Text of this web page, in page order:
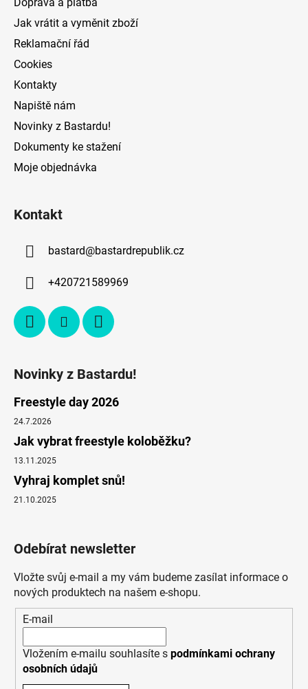
Jak vrátit a vyměnit zboží
Reklamační řád
Cookies
Kontakty
Napiště nám
Novinky z Bastardu!
Dokumenty ke stažení
Moje objednávka
Kontakt
bastard@bastardrepublik.cz
+420721589969
Novinky z Bastardu!
Freestyle day 2026
24.7.2026
Jak vybrat freestyle koloběžku?
13.11.2025
Vyhraj komplet snů!
21.10.2025
Odebírat newsletter
Vložte svůj e-mail a my vám budeme zasílat informace o
nových produktech na našem e-shopu.
E-mail
Vložením e-mailu souhlasíte s podmínkami ochrany
osobních údajů